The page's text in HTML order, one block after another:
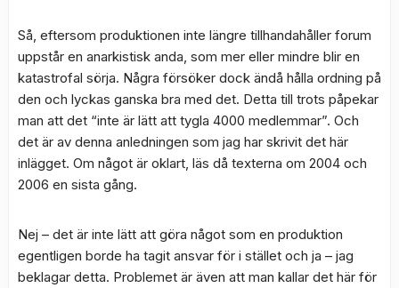
Så, eftersom produktionen inte längre tillhandahåller forum
uppstår en anarkistisk anda, som mer eller mindre blir en
katastrofal sörja. Några försöker dock ändå hålla ordning på
den och lyckas ganska bra med det. Detta till trots påpekar
man att det “inte är lätt att tygla 4000 medlemmar”. Och
det är av denna anledningen som jag har skrivit det här
inlägget. Om något är oklart, läs då texterna om 2004 och
2006 en sista gång.
Nej – det är inte lätt att göra något som en produktion
egentligen borde ha tagit ansvar för i stället och ja – jag
beklagar detta. Problemet är även att man kallar det här för